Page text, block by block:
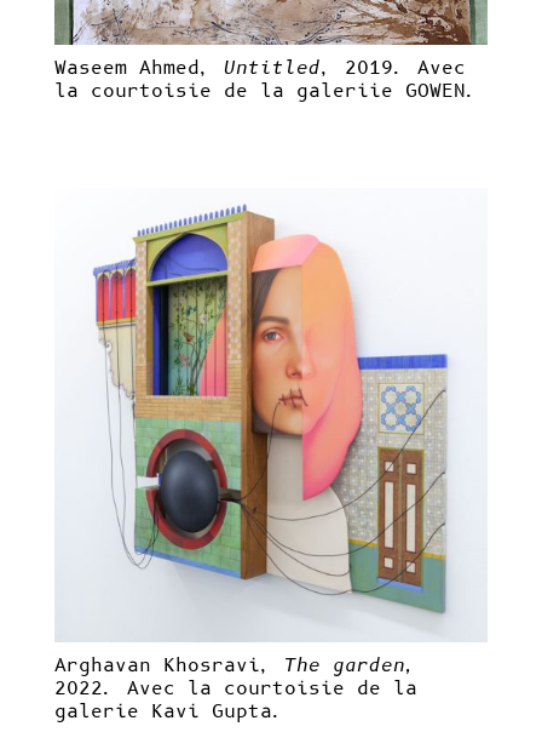
Waseem Ahmed, Untitled, 2019. Avec
la courtoisie de la galeriie GOWEN.
Arghavan Khosravi, The garden,
2022. Avec la courtoisie de la
galerie Kavi Gupta.